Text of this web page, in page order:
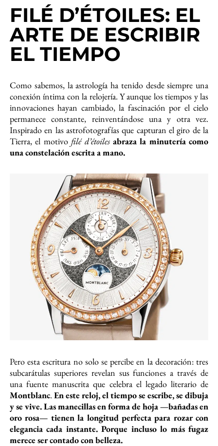
FILÉ D’ÉTOILES: EL
ARTE DE ESCRIBIR
EL TIEMPO
Como sabemos, la astrología ha tenido desde siempre una
conexión íntima con la relojería. Y aunque los tiempos y las
innovaciones hayan cambiado, la fascinación por el cielo
permanece constante, reinventándose una y otra vez.
Inspirado en las astrofotografías que capturan el giro de la
Tierra, el motivo filé d’étoiles abraza la minutería como
una constelación escrita a mano.
Pero esta escritura no solo se percibe en la decoración: tres
subcarátulas superiores revelan sus funciones a través de
una fuente manuscrita que celebra el legado literario de
Montblanc. En este reloj, el tiempo se escribe, se dibuja
y se vive. Las manecillas en forma de hoja —bañadas en
oro rosa— tienen la longitud perfecta para rozar con
elegancia cada instante. Porque incluso lo más fugaz
merece ser contado con belleza.